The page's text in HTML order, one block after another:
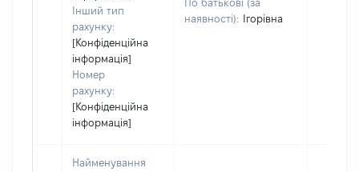
Інший тип
рахунку:
[Конфіденційна
інформація]
Номер
рахунку:
[Конфіденційна
інформація]
По батькові (за
наявності):
Ігорівна
Найменування